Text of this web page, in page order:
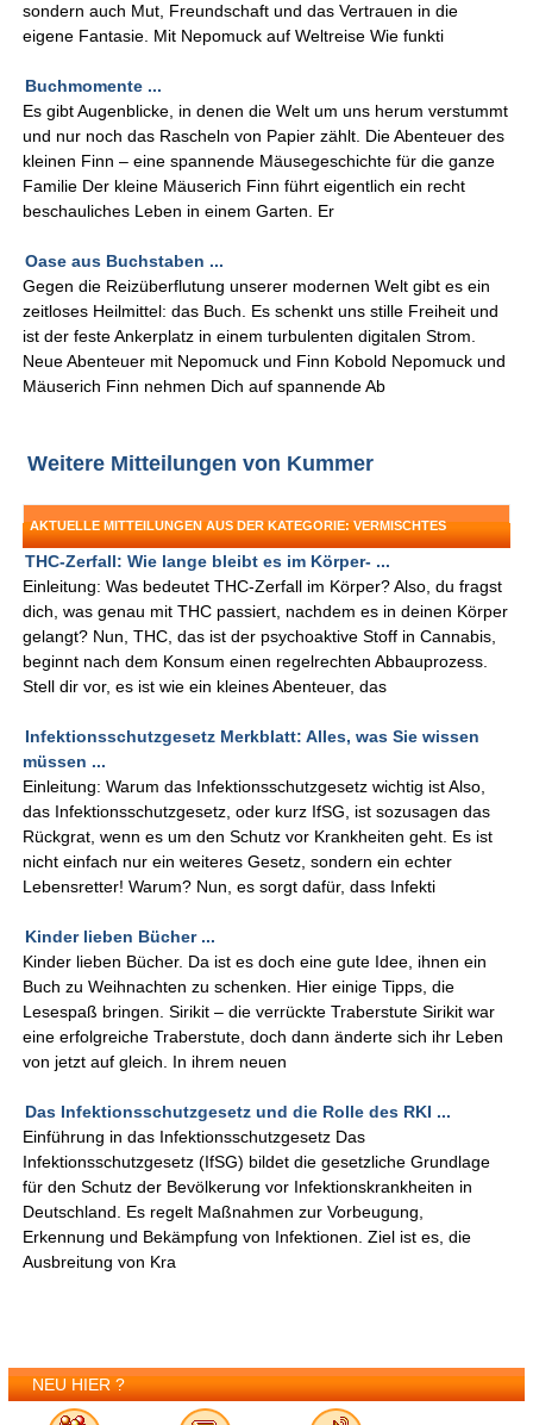
sondern auch Mut, Freundschaft und das Vertrauen in die
eigene Fantasie. Mit Nepomuck auf Weltreise Wie funkti
Buchmomente ...
Es gibt Augenblicke, in denen die Welt um uns herum verstummt
und nur noch das Rascheln von Papier zählt. Die Abenteuer des
kleinen Finn – eine spannende Mäusegeschichte für die ganze
Familie Der kleine Mäuserich Finn führt eigentlich ein recht
beschauliches Leben in einem Garten. Er
Oase aus Buchstaben ...
Gegen die Reizüberflutung unserer modernen Welt gibt es ein
zeitloses Heilmittel: das Buch. Es schenkt uns stille Freiheit und
ist der feste Ankerplatz in einem turbulenten digitalen Strom.
Neue Abenteuer mit Nepomuck und Finn Kobold Nepomuck und
Mäuserich Finn nehmen Dich auf spannende Ab
Weitere Mitteilungen von Kummer
AKTUELLE MITTEILUNGEN AUS DER KATEGORIE: VERMISCHTES
THC-Zerfall: Wie lange bleibt es im Körper- ...
Einleitung: Was bedeutet THC-Zerfall im Körper? Also, du fragst
dich, was genau mit THC passiert, nachdem es in deinen Körper
gelangt? Nun, THC, das ist der psychoaktive Stoff in Cannabis,
beginnt nach dem Konsum einen regelrechten Abbauprozess.
Stell dir vor, es ist wie ein kleines Abenteuer, das
Infektionsschutzgesetz Merkblatt: Alles, was Sie wissen
müssen ...
Einleitung: Warum das Infektionsschutzgesetz wichtig ist Also,
das Infektionsschutzgesetz, oder kurz IfSG, ist sozusagen das
Rückgrat, wenn es um den Schutz vor Krankheiten geht. Es ist
nicht einfach nur ein weiteres Gesetz, sondern ein echter
Lebensretter! Warum? Nun, es sorgt dafür, dass Infekti
Kinder lieben Bücher ...
Kinder lieben Bücher. Da ist es doch eine gute Idee, ihnen ein
Buch zu Weihnachten zu schenken. Hier einige Tipps, die
Lesespaß bringen. Sirikit – die verrückte Traberstute Sirikit war
eine erfolgreiche Traberstute, doch dann änderte sich ihr Leben
von jetzt auf gleich. In ihrem neuen
Das Infektionsschutzgesetz und die Rolle des RKI ...
Einführung in das Infektionsschutzgesetz Das
Infektionsschutzgesetz (IfSG) bildet die gesetzliche Grundlage
für den Schutz der Bevölkerung vor Infektionskrankheiten in
Deutschland. Es regelt Maßnahmen zur Vorbeugung,
Erkennung und Bekämpfung von Infektionen. Ziel ist es, die
Ausbreitung von Kra
NEU HIER ?